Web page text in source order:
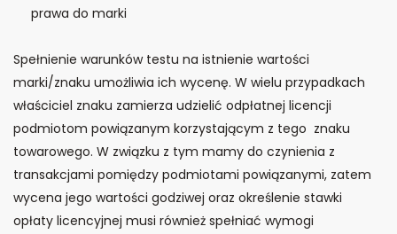
prawa do marki
Spełnienie warunków testu na istnienie wartości
marki/znaku umożliwia ich wycenę. W wielu przypadkach
właściciel znaku zamierza udzielić odpłatnej licencji
podmiotom powiązanym korzystającym z tego znaku
towarowego. W związku z tym mamy do czynienia z
transakcjami pomiędzy podmiotami powiązanymi, zatem
wycena jego wartości godziwej oraz określenie stawki
opłaty licencyjnej musi również spełniać wymogi